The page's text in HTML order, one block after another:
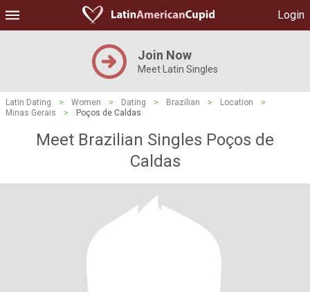
Login
Join Now
Meet Latin Singles
Latin Dating > Women > Dating > Brazilian > Location
>
Minas Gerais
> Poços de Caldas
Meet Brazilian Singles Poços de
Caldas